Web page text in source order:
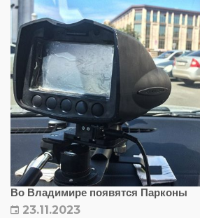
Во Владимире появятся Парконы
23.11.2023